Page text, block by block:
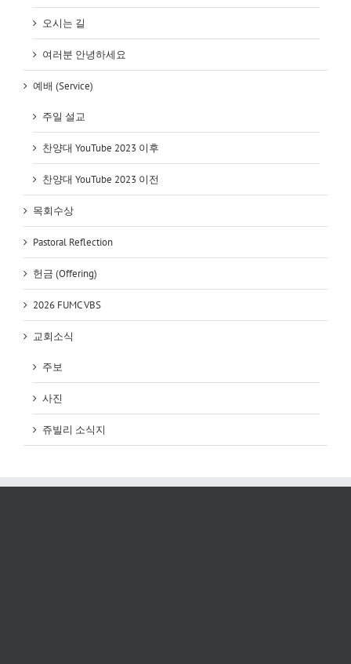
오시는 길
여러분 안녕하세요
예배 (Service)
주일 설교
찬양대 YouTube 2023 이후
찬양대 YouTube 2023 이전
목회수상
Pastoral Reflection
헌금 (Offering)
2026 FUMC VBS
교회소식
주보
사진
쥬빌리 소식지